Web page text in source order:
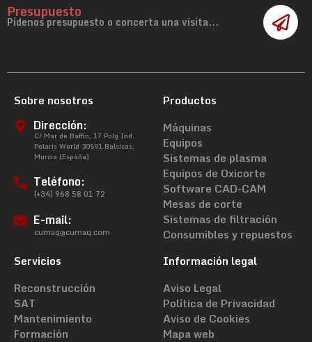
Presupuesto
Pídenos presupuesto o concerta una visita...
Sobre nosotros
Dirección:
C/ Mar de Baffin, 17 Polg.Ind.
Polaris World 30591 Balsicas,
Murcia (España)
Teléfono:
(+34) 968 58 01 72
E-mail:
cumaq@cumaq.com
Productos
Máquinas
Equipos
Sistemas de plasma
Equipos de Oxicorte
Software CAD-CAM
Mesas de corte
Sistemas de filtración
Consumibles y repuestos
Servicios
Reconstrucción
SAT
Mantenimiento
Formación
Información legal
Aviso Legal
Política de Privacidad
Aviso de Cookies
Mapa web